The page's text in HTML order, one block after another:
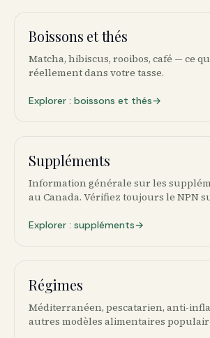
🍵
Boissons et thés
Matcha, hibiscus, rooibos, café — ce
réellement dans votre tasse.
Explorer : boissons et thés→
💊
Suppléments
Information générale sur les
au Canada. Vérifiez toujours le NPN
Explorer : suppléments→
🍴
Régimes
Méditerranéen, pescatarien, anti-
autres modèles alimentaires